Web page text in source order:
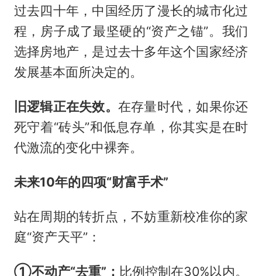
过去四十年，中国经历了漫长的城市化过
程，房子成了最坚硬的“资产之锚”。我们
选择房地产，是过去十多年这个国家经济
发展基本面所决定的。
旧逻辑正在失效。 在存量时代，如果你还
死守着“砖头”和低息存单，你其实是在时
代激流的变化中裸奔。
未来10年的四项“财富手术”
站在周期的转折点，不妨重新校准你的家
庭“资产天平”：
①不动产“去重”： 比例控制在30%以内。